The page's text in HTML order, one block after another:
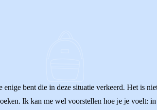
bent die in deze situatie verkeerd. Het is
Ik kan me wel voorstellen hoe je je voelt: